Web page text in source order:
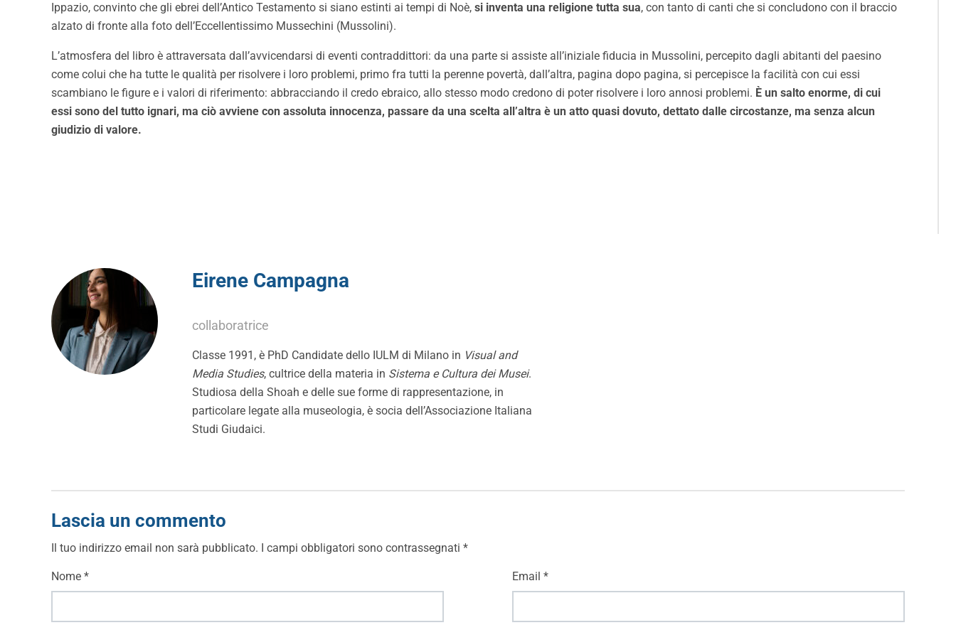
Ippazio, convinto che gli ebrei dell’Antico Testamento si siano estinti ai tempi di Noè, si inventa una religione tutta sua, con tanto di canti che si concludono con il braccio
alzato di fronte alla foto dell’Eccellentissimo Mussechini (Mussolini).
L’atmosfera del libro è attraversata dall’avvicendarsi di eventi contraddittori: da una parte si assiste all’iniziale fiducia in Mussolini, percepito dagli abitanti del paesino
come colui che ha tutte le qualità per risolvere i loro problemi, primo fra tutti la perenne povertà, dall’altra, pagina dopo pagina, si percepisce la facilità con cui essi
scambiano le figure e i valori di riferimento: abbracciando il credo ebraico, allo stesso modo credono di poter risolvere i loro annosi problemi. È un salto enorme, di cui
essi sono del tutto ignari, ma ciò avviene con assoluta innocenza, passare da una scelta all’altra è un atto quasi dovuto, dettato dalle circostanze, ma senza alcun
giudizio di valore.
Eirene Campagna
collaboratrice
Classe 1991, è PhD Candidate dello IULM di Milano in Visual and
Media Studies, cultrice della materia in Sistema e Cultura dei Musei.
Studiosa della Shoah e delle sue forme di rappresentazione, in
particolare legate alla museologia, è socia dell’Associazione Italiana
Studi Giudaici.
Lascia un commento
Il tuo indirizzo email non sarà pubblicato. I campi obbligatori sono contrassegnati *
Nome * Email *